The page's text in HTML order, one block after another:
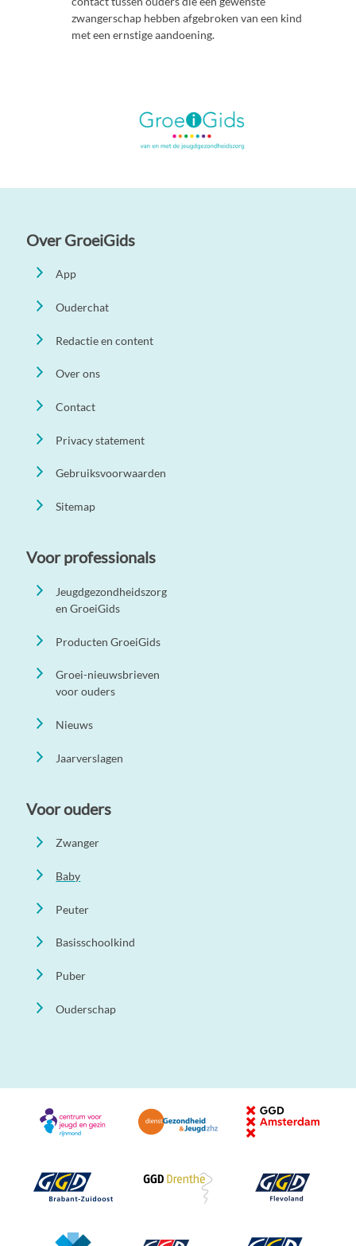
zwangerschap hebben afgebroken van een kind
met een ernstige aandoening.
Over GroeiGids
App
Ouderchat
Redactie en content
Over ons
Contact
Privacy statement
Gebruiksvoorwaarden
Sitemap
Voor professionals
Jeugdgezondheidszorg
en GroeiGids
Producten GroeiGids
Groei-nieuwsbrieven
voor ouders
Nieuws
Jaarverslagen
Voor ouders
Zwanger
Baby
Peuter
Basisschoolkind
Puber
Ouderschap